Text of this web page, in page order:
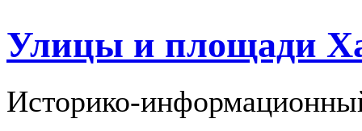
Улицы и площади
Историко-